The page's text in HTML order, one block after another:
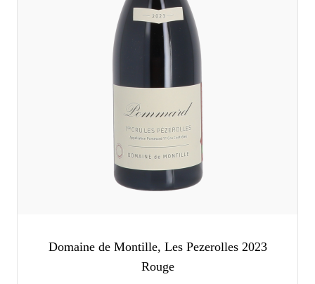
Domaine de Montille, Les Pezerolles 2023
Rouge